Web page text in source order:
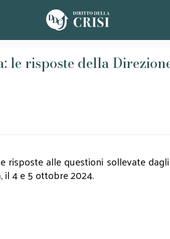
le risposte della
alle questioni sollevate
il 4 e 5 ottobre 2024.